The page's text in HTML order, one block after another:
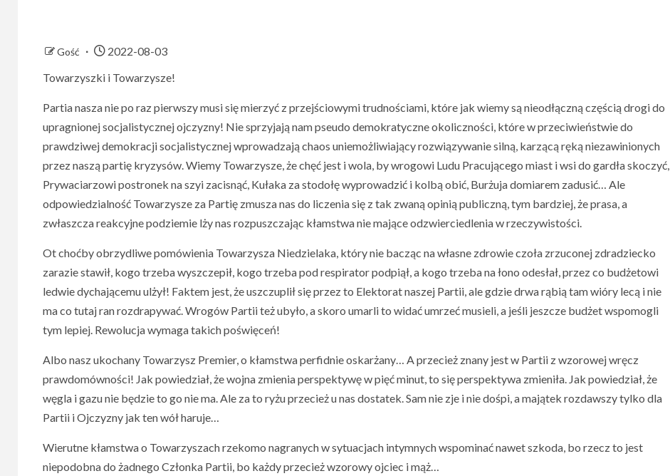
Gość
2022-08-03
Towarzyszki i Towarzysze!
Partia nasza nie po raz pierwszy musi się mierzyć z przejściowymi trudnościami, które jak wiemy są nieodłączną częścią drogi do
upragnionej socjalistycznej ojczyzny! Nie sprzyjają nam pseudo demokratyczne okoliczności, które w przeciwieństwie do
prawdziwej demokracji socjalistycznej wprowadzają chaos uniemożliwiający rozwiązywanie silną, karzącą ręką niezawinionych
przez naszą partię kryzysów. Wiemy Towarzysze, że chęć jest i wola, by wrogowi Ludu Pracującego miast i wsi do gardła skoczyć,
Prywaciarzowi postronek na szyi zacisnąć, Kułaka za stodołę wyprowadzić i kolbą obić, Burżuja domiarem zadusić… Ale
odpowiedzialność Towarzysze za Partię zmusza nas do liczenia się z tak zwaną opinią publiczną, tym bardziej, że prasa, a
zwłaszcza reakcyjne podziemie lży nas rozpuszczając kłamstwa nie mające odzwierciedlenia w rzeczywistości.
Ot choćby obrzydliwe pomówienia Towarzysza Niedzielaka, który nie bacząc na własne zdrowie czoła zrzuconej zdradziecko
zarazie stawił, kogo trzeba wyszczepił, kogo trzeba pod respirator podpiął, a kogo trzeba na łono odesłał, przez co budżetowi
ledwie dychającemu ulżył! Faktem jest, że uszczuplił się przez to Elektorat naszej Partii, ale gdzie drwa rąbią tam wióry lecą i nie
ma co tutaj ran rozdrapywać. Wrogów Partii też ubyło, a skoro umarli to widać umrzeć musieli, a jeśli jeszcze budżet wspomogli
tym lepiej. Rewolucja wymaga takich poświęceń!
Albo nasz ukochany Towarzysz Premier, o kłamstwa perfidnie oskarżany… A przecież znany jest w Partii z wzorowej wręcz
prawdomówności! Jak powiedział, że wojna zmienia perspektywę w pięć minut, to się perspektywa zmieniła. Jak powiedział, że
węgla i gazu nie będzie to go nie ma. Ale za to ryżu przecież u nas dostatek. Sam nie zje i nie dośpi, a majątek rozdawszy tylko dla
Partii i Ojczyzny jak ten wół haruje…
Wierutne kłamstwa o Towarzyszach rzekomo nagranych w sytuacjach intymnych wspominać nawet szkoda, bo rzecz to jest
niepodobna do żadnego Członka Partii, bo każdy przecież wzorowy ojciec i mąż…